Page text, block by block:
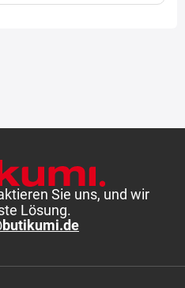
Sie uns, und wir
Lösung.